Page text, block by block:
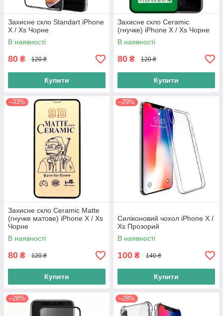
Захисне скло Standart iPhone
X / Xs Чорне
В наявності
80 ₴ 120 ₴
Купити
Захисне скло Ceramic
(гнучке) iPhone X / Xs Чорне
В наявності
80 ₴ 120 ₴
Купити
–33%
Захисне скло Ceramic Matte
(гнучке матове) iPhone X / Xs
Чорне
В наявності
80 ₴ 120 ₴
Купити
–29%
Силіконовий чохол iPhone X /
Xs Прозорий
В наявності
100 ₴ 140 ₴
Купити
–28% –28%